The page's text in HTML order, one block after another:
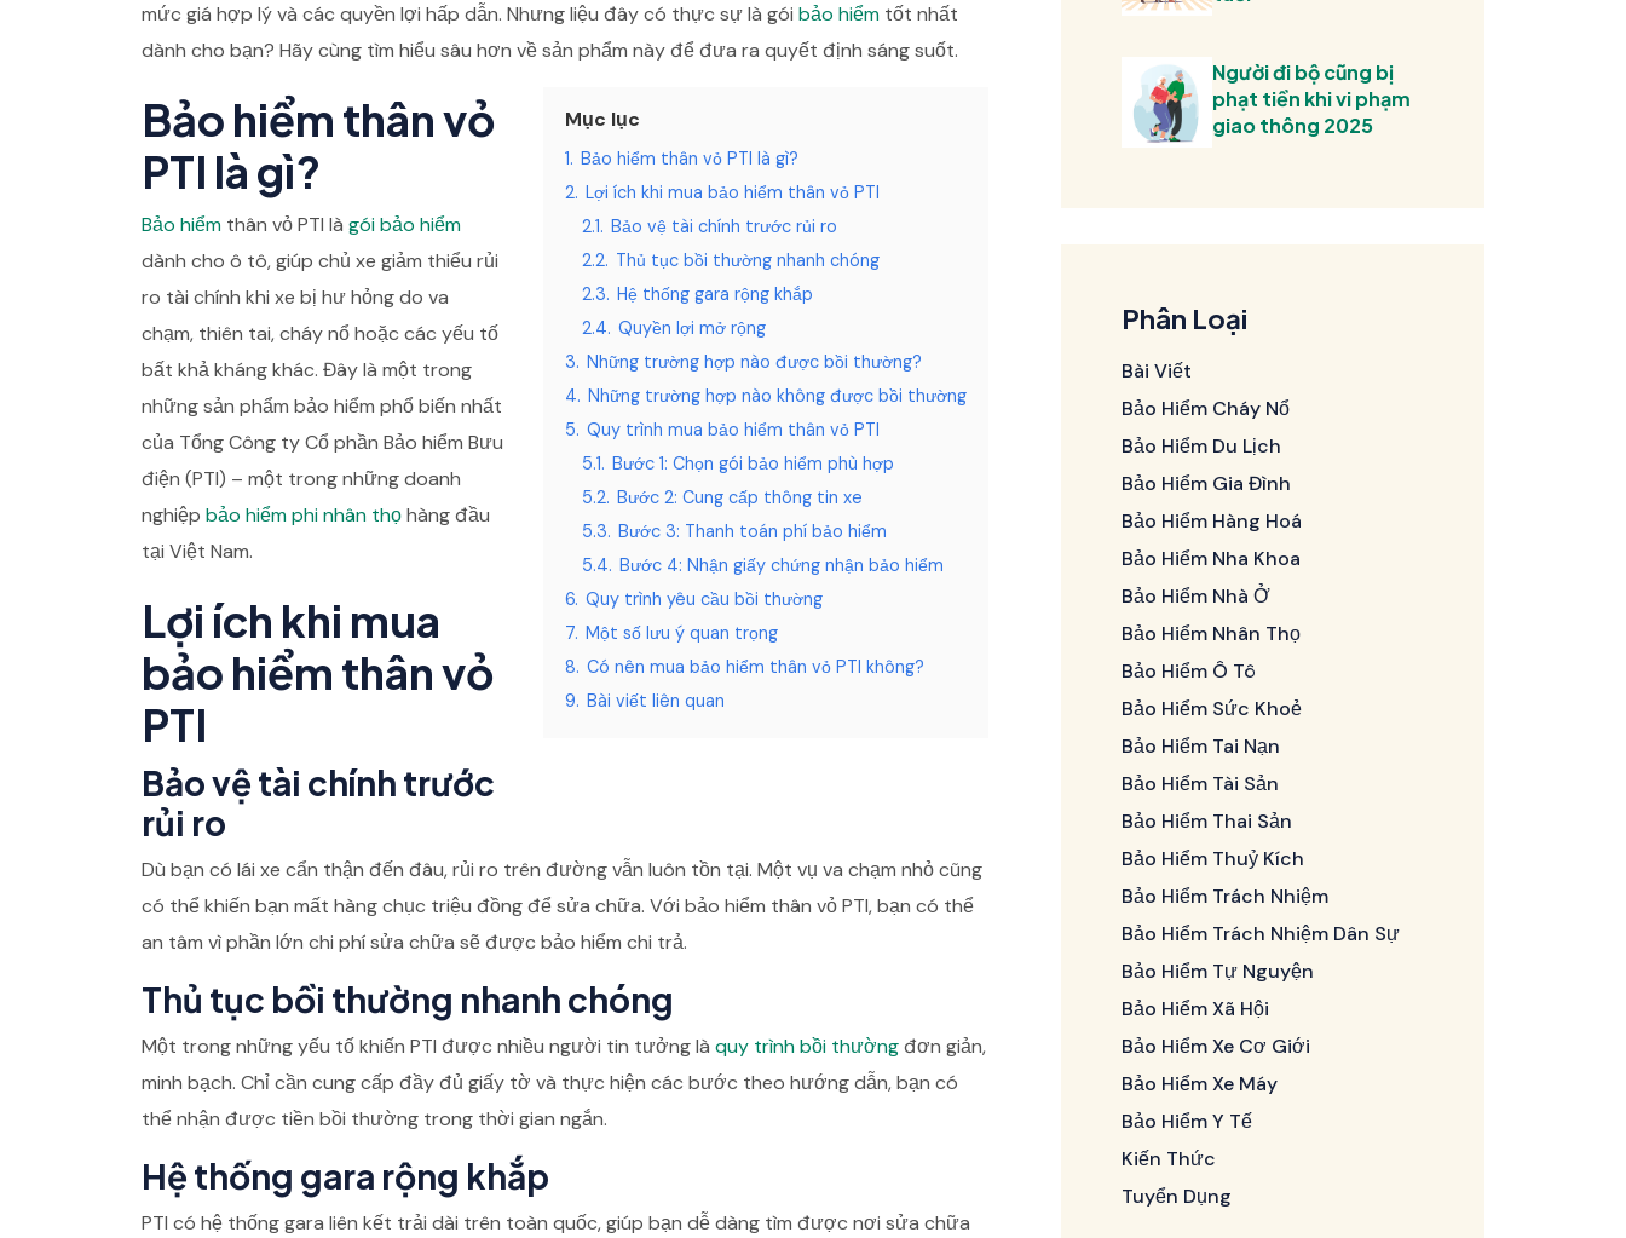
mức giá hợp lý và các quyền lợi hấp dẫn. Nhưng liệu đây có thực sự là gói bảo hiểm tốt nhất
dành cho bạn? Hãy cùng tìm hiểu sâu hơn về sản phẩm này để đưa ra quyết định sáng suốt.
Mục lục
1. Bảo hiểm thân vỏ PTI là gì?
2. Lợi ích khi mua bảo hiểm thân vỏ PTI
2.1. Bảo vệ tài chính trước rủi ro
2.2. Thủ tục bồi thường nhanh chóng
2.3. Hệ thống gara rộng khắp
2.4. Quyền lợi mở rộng
3. Những trường hợp nào được bồi thường?
4. Những trường hợp nào không được bồi thường
5. Quy trình mua bảo hiểm thân vỏ PTI
5.1. Bước 1: Chọn gói bảo hiểm phù hợp
5.2. Bước 2: Cung cấp thông tin xe
5.3. Bước 3: Thanh toán phí bảo hiểm
5.4. Bước 4: Nhận giấy chứng nhận bảo hiểm
6. Quy trình yêu cầu bồi thường
7. Một số lưu ý quan trọng
8. Có nên mua bảo hiểm thân vỏ PTI không?
9. Bài viết liên quan
Bảo hiểm thân vỏ
PTI là gì?
Bảo hiểm thân vỏ PTI là gói bảo hiểm
dành cho ô tô, giúp chủ xe giảm thiểu rủi
ro tài chính khi xe bị hư hỏng do va
chạm, thiên tai, cháy nổ hoặc các yếu tố
bất khả kháng khác. Đây là một trong
những sản phẩm bảo hiểm phổ biến nhất
của Tổng Công ty Cổ phần Bảo hiểm Bưu
điện (PTI) – một trong những doanh
nghiệp bảo hiểm phi nhân thọhàng đầu
tại Việt Nam.
Lợi ích khi mua
bảo hiểm thân vỏ
PTI
Bảo vệ tài chính trước
rủi ro
Dù bạn có lái xe cẩn thận đến đâu, rủi ro trên đường vẫn luôn tồn tại. Một vụ va chạm nhỏ cũng
có thể khiến bạn mất hàng chục triệu đồng để sửa chữa. Với bảo hiểm thân vỏ PTI, bạn có thể
an tâm vì phần lớn chi phí sửa chữa sẽ được bảo hiểm chi trả.
Thủ tục bồi thường nhanh chóng
Một trong những yếu tố khiến PTI được nhiều người tin tưởng là quy trình bồi thườngđơn giản,
minh bạch. Chỉ cần cung cấp đầy đủ giấy tờ và thực hiện các bước theo hướng dẫn, bạn có
thể nhận được tiền bồi thường trong thời gian ngắn.
Hệ thống gara rộng khắp
PTI có hệ thống gara liên kết trải dài trên toàn quốc, giúp bạn dễ dàng tìm được nơi sửa chữa
Người đi bộ cũng bị
phạt tiền khi vi phạm
giao thông 2025
Phân Loại
Bài Viết
Bảo Hiểm Cháy Nổ
Bảo Hiểm Du Lịch
Bảo Hiểm Gia Đình
Bảo Hiểm Hàng Hoá
Bảo Hiểm Nha Khoa
Bảo Hiểm Nhà Ở
Bảo Hiểm Nhân Thọ
Bảo Hiểm Ô Tô
Bảo Hiểm Sức Khoẻ
Bảo Hiểm Tai Nạn
Bảo Hiểm Tài Sản
Bảo Hiểm Thai Sản
Bảo Hiểm Thuỷ Kích
Bảo Hiểm Trách Nhiệm
Bảo Hiểm Trách Nhiệm Dân Sự
Bảo Hiểm Tự Nguyện
Bảo Hiểm Xã Hội
Bảo Hiểm Xe Cơ Giới
Bảo Hiểm Xe Máy
Bảo Hiểm Y Tế
Kiến Thức
Tuyển Dụng